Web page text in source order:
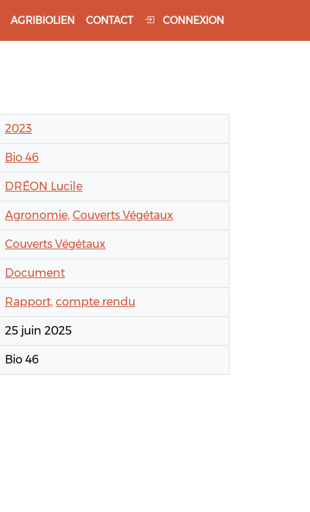
AGRIBIOLIEN CONTACT CONNEXION
2023
Bio 46
DRÉON Lucile
Agronomie, Couverts Végétaux
Couverts Végétaux
Document
Rapport, compte rendu
25 juin 2025
Bio 46